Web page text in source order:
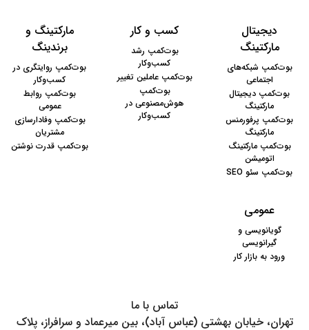
دیجیتال
مارکتینگ
بوت‌کمپ شبکه‌های
اجتماعی
بوت‌کمپ دیجیتال
مارکتینگ
بوت‌کمپ پرفورمنس
مارکتینگ
بوت‌کمپ مارکتینگ
اتومیشن
بوت‌کمپ سئو SEO
کسب و کار
بوت‌کمپ رشد
کسب‌وکار
بوت‌کمپ عاملین تغییر
بوت‌کمپ
هوش‌مصنوعی در
کسب‌وکار
مارکتینگ و
برندینگ
بوت‌کمپ روایتگری در
کسب‌وکار
بوت‌کمپ روابط
عمومی
بوت‌کمپ وفادارسازی
مشتریان
بوت‌کمپ قدرت نوشتن
عمومی
گویا‌نویسی و
گیرانویسی
ورود به بازار کار
تماس‌ با ما
تهران، خیابان بهشتی (عباس آباد)، بین میرعماد و سرافراز، پلاک